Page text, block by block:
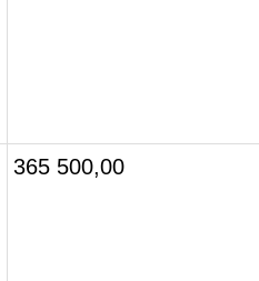
365 500,00